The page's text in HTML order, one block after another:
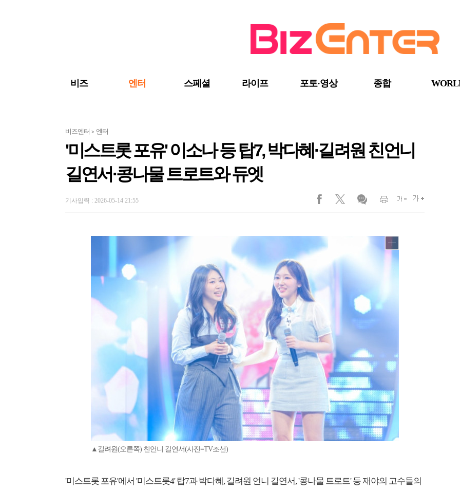
비즈 엔터 스페셜 라이프 포토·영상 종합
비즈엔터 > 엔터
'미스트롯 포유' 이소나 등 탑7, 박다혜·길려원 친언니
길연서·콩나물 트로트와 듀엣
기사입력 : 2026-05-14 21:55
▲길려원(오른쪽) 친언니 길연서(사진=TV조선)
'미스트롯 포유'에서 '미스트롯4' 탑7과 박다혜, 길려원 언니 길연서, '콩나물 트로트' 등 재야의 고수들의